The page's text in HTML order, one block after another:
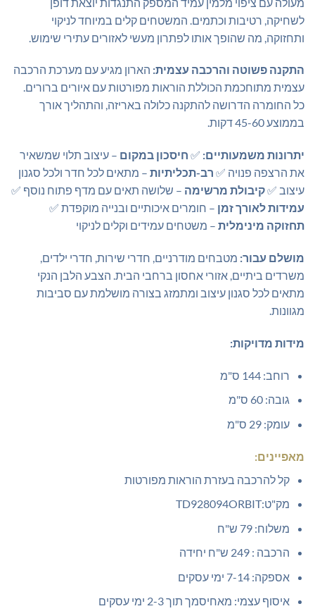
לשחיקה, רטיבות וכתמים. המשטחים קלים במיוחד לניקוי
ותחזוקה, מה שהופך אותו לפתרון מעשי לאזורים עתירי שימוש.
התקנה פשוטה והרכבה עצמית: הארון מגיע עם מערכת הרכבה
עצמית מתוחכמת הכוללת הוראות מפורטות עם איורים ברורים.
כל החומרה הדרושה להתקנה כלולה באריזה, והתהליך אורך
בממוצע 45-60 דקות.
יתרונות משמעותיים: ✅ חיסכון במקום – עיצוב תלוי שמשאיר
את הרצפה פנויה ✅ רב-תכליתיות – מתאים לכל חדר ולכל סגנון
עיצוב ✅קיבולת מרשימה – שלושה תאים עם מדף פתוח נוסף ✅
עמידות לאורך זמן – חומרים איכותיים ובנייה מוקפדת ✅
תחזוקה מינימלית – משטחים עמידים וקלים לניקוי
מושלם עבור: מטבחים מודרניים, חדרי שירות, חדרי ילדים,
משרדים ביתיים, אזורי אחסון ברחבי הבית. הצבע הלבן הנקי
מתאים לכל סגנון עיצוב ומתמזג בצורה מושלמת עם סביבות
מגוונות.
מידות מדויקות:
רוחב: 144 ס"מ
גובה: 60 ס"מ
עומק: 29 ס"מ
מאפיינים:
קל להרכבה בעזרת הוראות מפורטות
מק"ט:TD928094ORBIT
משלוח: 79 ש"ח
הרכבה : 249 ש"ח יחידה
אספקה: 7-14 ימי עסקים
איסוף עצמי: מאחיסמך תוך 2-3 ימי עסקים